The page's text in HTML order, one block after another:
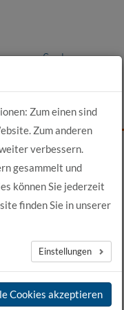
Suche
Für Unternehmen
Zum einen sind
Zum anderen
verbessern.
gesammelt und
können Sie jederzeit
finden Sie in unserer
Einstellungen
Cookies akzeptieren